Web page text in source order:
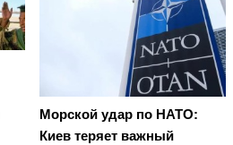
Морской удар по НАТО:
Киев теряет важный